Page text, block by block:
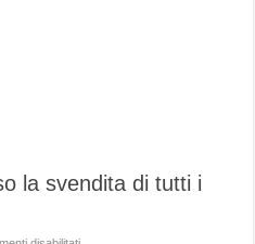
la svendita di tutti i